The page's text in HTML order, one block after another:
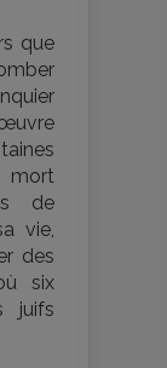
que
mort
de
vie,
des
six
juifs